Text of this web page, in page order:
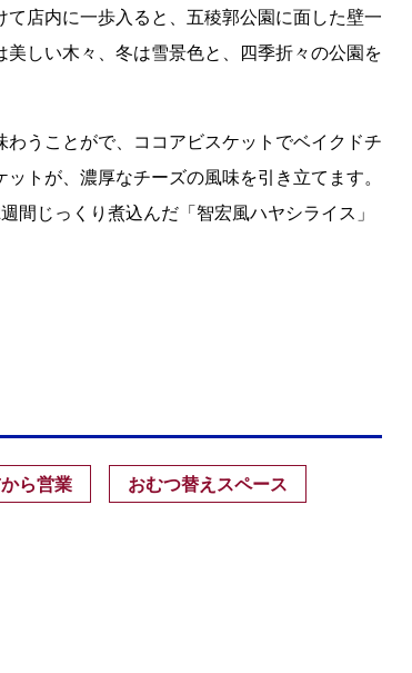
店内に一歩入ると、五稜郭公園に面した壁一
しい木々、冬は雪景色と、四季折々の公園を
うことがで、ココアビスケットでベイクドチ
トが、濃厚なチーズの風味を引き立てます。
間じっくり煮込んだ「智宏風ハヤシライス」
ら営業 おむつ替えスペース